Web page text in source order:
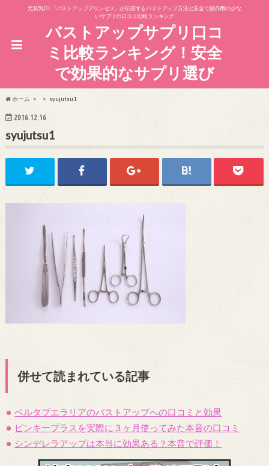
元貧乳OL「バストアッププリンセス」が伝授するバストアップ方法と安全で副作用の少な
いサプリの口コミ比較ランキング
バストアップサプリ口コ
ミ比較ランキング！安全
で効果的なサプリ選び
ホーム syujutsu1
2016.12.16
syujutsu1
併せて読まれている記事
ベルタプエラリアのバストアップへの口コミと効果
ピンキープラスを実際に３ヶ月使ってみた本音の口コミ
シンデレラアップは本当に効果ある？本音で評価！